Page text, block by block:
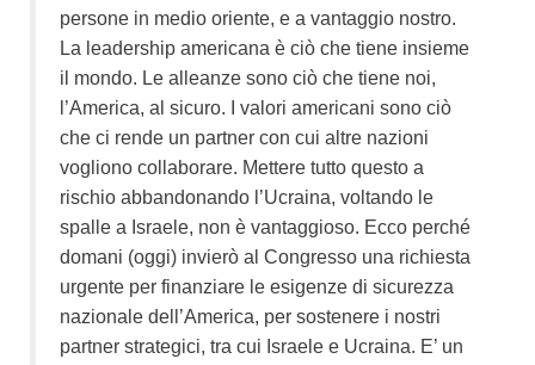
persone in medio oriente, e a vantaggio nostro.
La leadership americana è ciò che tiene insieme
il mondo. Le alleanze sono ciò che tiene noi,
l’America, al sicuro. I valori americani sono ciò
che ci rende un partner con cui altre nazioni
vogliono collaborare. Mettere tutto questo a
rischio abbandonando l’Ucraina, voltando le
spalle a Israele, non è vantaggioso. Ecco perché
domani (oggi) invierò al Congresso una richiesta
urgente per finanziare le esigenze di sicurezza
nazionale dell’America, per sostenere i nostri
partner strategici, tra cui Israele e Ucraina. E’ un